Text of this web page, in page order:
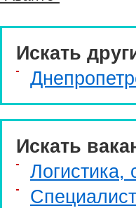
Искать
Искать
Логистика,